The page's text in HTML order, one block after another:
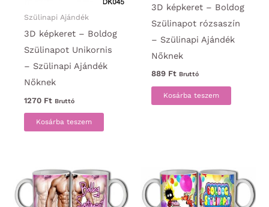
Szülinapi Ajándék
3D képkeret – Boldog
Szülinapot Unikornis
– Szülinapi Ajándék
Nőknek
1270 Ft Bruttó
Kosárba teszem
3D képkeret – Boldog
Szülinapot rózsaszín
– Szülinapi Ajándék
Nőknek
889 Ft Bruttó
Kosárba teszem